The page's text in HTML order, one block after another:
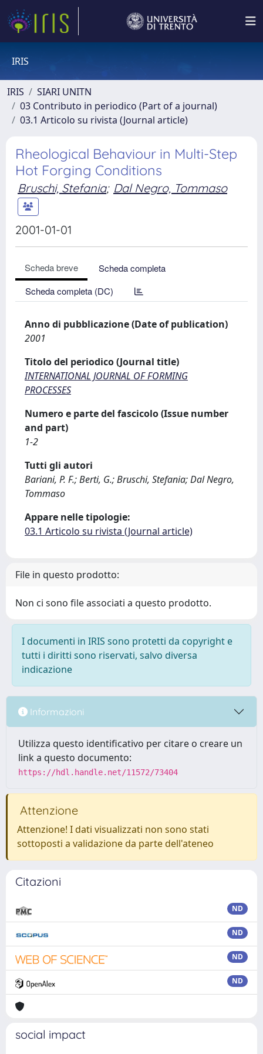
IRIS
IRIS
SIARI UNITN
03 Contributo in periodico (Part of a journal)
03.1 Articolo su rivista (Journal article)
Rheological Behaviour in Multi-Step
Hot Forging Conditions
Bruschi, Stefania; Dal Negro, Tommaso
2001-01-01
Scheda breve
Scheda completa
Scheda completa (DC)
Anno di pubblicazione (Date of publication)
2001
Titolo del periodico (Journal title)
INTERNATIONAL JOURNAL OF FORMING
PROCESSES
Numero e parte del fascicolo (Issue number
and part)
1-2
Tutti gli autori
Bariani, P. F.; Berti, G.; Bruschi, Stefania; Dal Negro,
Tommaso
Appare nelle tipologie:
03.1 Articolo su rivista (Journal article)
File in questo prodotto:
Non ci sono file associati a questo prodotto.
I documenti in IRIS sono protetti da copyright e
tutti i diritti sono riservati, salvo diversa
indicazione
Informazioni
Utilizza questo identificativo per citare o creare un
link a questo documento:
https://hdl.handle.net/11572/73404
Attenzione
Attenzione! I dati visualizzati non sono stati
sottoposti a validazione da parte dell'ateneo
Citazioni
ND
ND
ND
ND
social impact